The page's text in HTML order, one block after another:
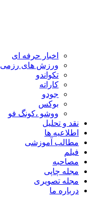
اخبار حرفه ای
ورزش های رزمی
تکواندو
کاراته
جودو
بوکس
ووشو ،کونگ فو
نقد و تحلیل
اطلاعیه ها
مطالب آموزشی
فیلم
مصاحبه
مجله چاپی
مجله تصویری
درباره ما